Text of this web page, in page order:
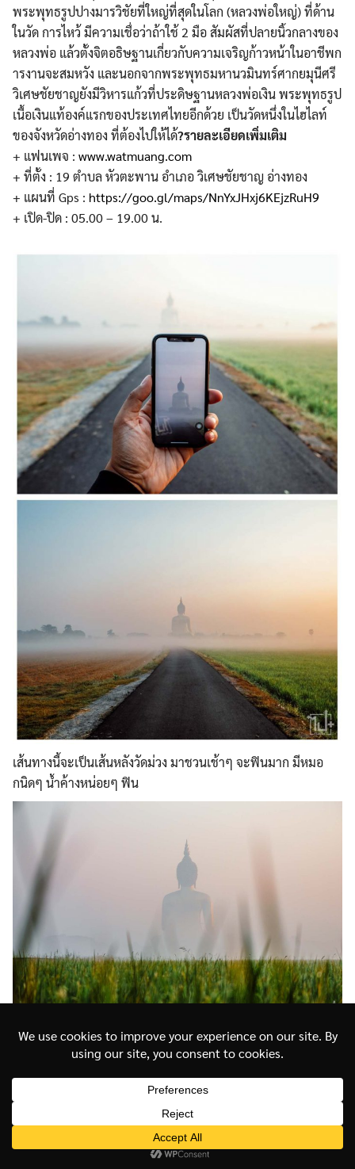
พระพุทธรูปปางมารวิชัยที่ใหญ่ที่สุดในโลก (หลวงพ่อใหญ่) ที่ด้าน
ในวัด การไหว้ มีความเชื่อว่าถ้าใช้ 2 มือ สัมผัสที่ปลายนิ้วกลางของ
หลวงพ่อ แล้วตั้งจิตอธิษฐานเกี่ยวกับความเจริญก้าวหน้าในอาชีพก
ารงานจะสมหวัง และนอกจากพระพุทธมหานวมินทร์ศากยมุนีศรี
วิเศษชัยชาญยังมีวิหารแก้วที่ประดิษฐานหลวงพ่อเงิน พระพุทธรูป
เนื้อเงินแท้องค์แรกของประเทศไทยอีกด้วย เป็นวัดหนึ่งในไฮไลท์
ของจังหวัดอ่างทอง ที่ต้องไปให้ได้?รายละเอียดเพิ่มเติม
+ แฟนเพจ : www.watmuang.com
+ ที่ตั้ง : 19 ตำบล หัวตะพาน อำเภอ วิเศษชัยชาญ อ่างทอง
+ แผนที่ Gps : https://goo.gl/maps/NnYxJHxj6KEjzRuH9
+ เปิด-ปิด : 05.00 – 19.00 น.
เส้นทางนี้จะเป็นเส้นหลังวัดม่วง มาชวนเช้าๆ จะฟินมาก มีหมอ
กนิดๆ น้ำค้างหน่อยๆ ฟิน
ทุ่งนาด้านหลังวัดม่วง